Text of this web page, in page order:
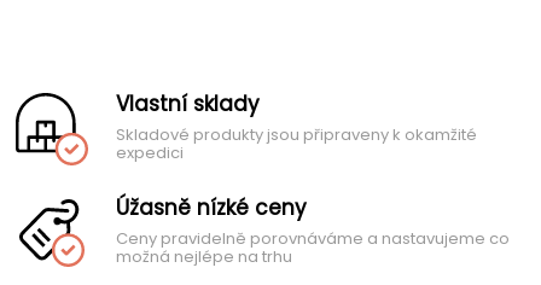
Vlastní sklady
Skladové produkty jsou připraveny k okamžité
expedici
Úžasně nízké ceny
Ceny pravidelně porovnáváme a nastavujeme co
možná nejlépe na trhu